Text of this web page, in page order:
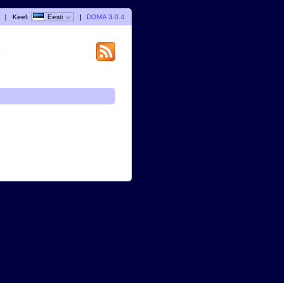
| Keel: Eesti | DOMA 3.0.4